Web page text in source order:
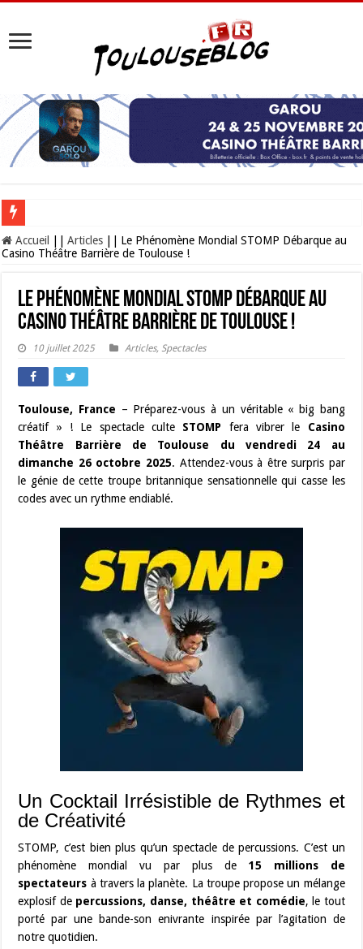
Les Nocturnes de la Cité de l’espace 2026 : l’événement incontournable de
Accueil Articles
Le Phénomène Mondial STOMP Débarque au
Casino Théâtre Barrière de Toulouse !
Le Phénomène Mondial STOMP Débarque au
Casino Théâtre Barrière de Toulouse !
10 juillet 2025 Articles, Spectacles
Toulouse, France – Préparez-vous à un véritable « big bang
créatif » ! Le spectacle culte STOMP fera vibrer le Casino
Théâtre Barrière de Toulouse du vendredi 24 au
dimanche 26 octobre 2025. Attendez-vous à être surpris par
le génie de cette troupe britannique sensationnelle qui casse les
codes avec un rythme endiablé.
Un Cocktail Irrésistible de Rythmes et
de Créativité
STOMP, c’est bien plus qu’un spectacle de percussions. C’est un
phénomène mondial vu par plus de 15 millions de
spectateurs à travers la planète. La troupe propose un mélange
explosif de percussions, danse, théâtre et comédie, le tout
porté par une bande-son enivrante inspirée par l’agitation de
notre quotidien.